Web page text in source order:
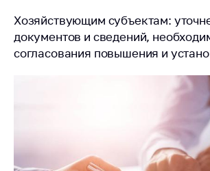
Электронные
обращения
Сообщить о росте
Контакты
Хозяйствующим субъектам:
документов и сведений,
согласования повышения и